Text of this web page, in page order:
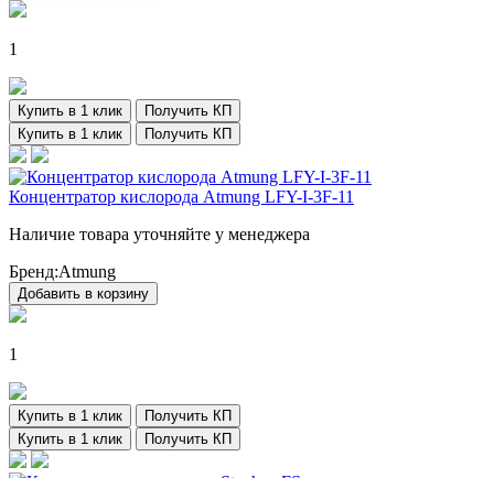
1
Купить в 1 клик
Получить КП
Купить в 1 клик
Получить КП
Концентратор кислорода Atmung LFY-I-3F-11
Наличие товара уточняйте у менеджера
Бренд:Atmung
Добавить в корзину
1
Купить в 1 клик
Получить КП
Купить в 1 клик
Получить КП